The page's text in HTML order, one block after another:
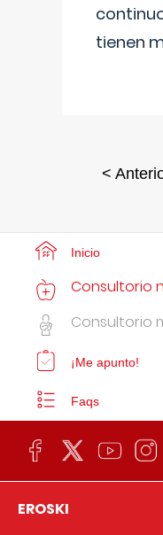
tienen
<
Inicio
Consultorio
Consultorio
¡Me apunto!
Faqs
EROSKI